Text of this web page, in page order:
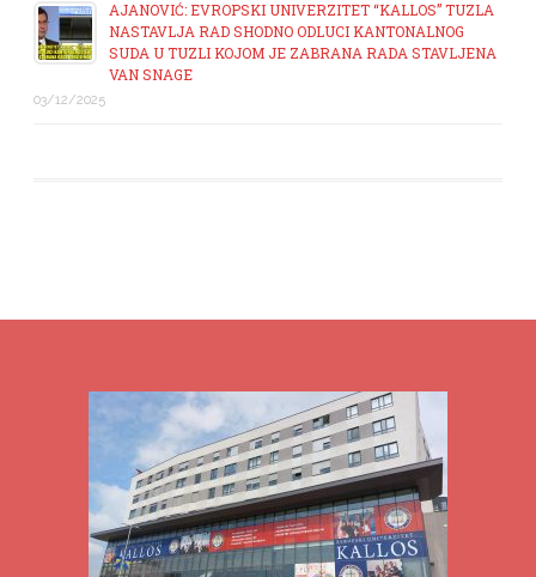
AJANOVIĆ: EVROPSKI UNIVERZITET “KALLOS” TUZLA
NASTAVLJA RAD SHODNO ODLUCI KANTONALNOG
SUDA U TUZLI KOJOM JE ZABRANA RADA STAVLJENA
VAN SNAGE
03/12/2025